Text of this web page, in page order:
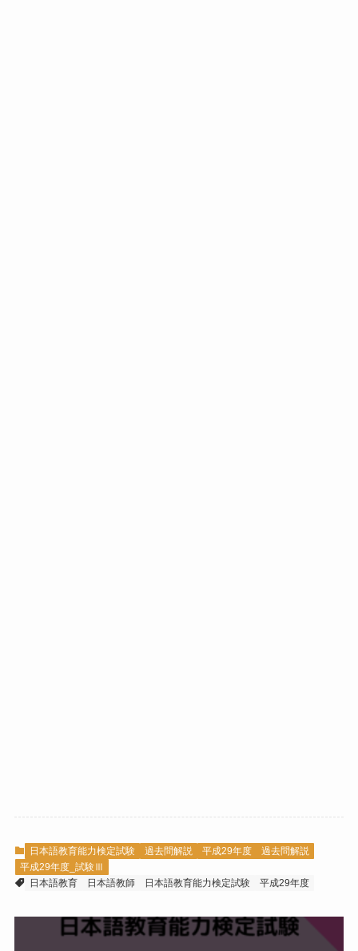
日本語教育能力検定試験 過去問解説
平成29年度 過去問解説
平成29年度_試験Ⅲ
日本語教育
日本語教師 日本語教育能力検定試験 平成29年度